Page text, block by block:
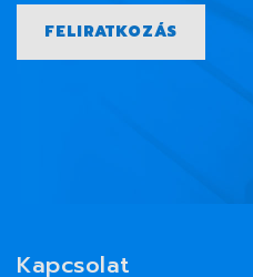
FELIRATKOZÁS
Kapcsolat